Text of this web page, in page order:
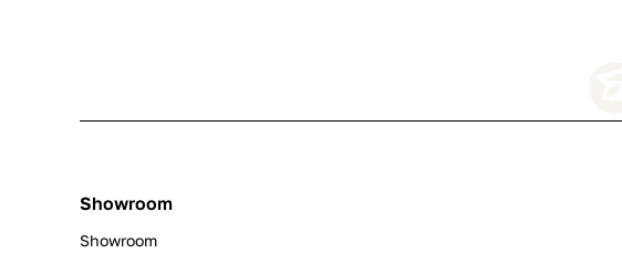
Showroom
Showroom